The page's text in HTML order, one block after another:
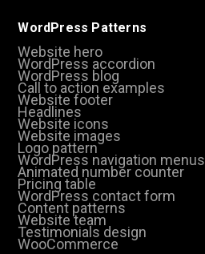
WordPress Patterns
Website hero
WordPress accordion
WordPress blog
Call to action examples
Website footer
Headlines
Website icons
Website images
Logo pattern
WordPress navigation menus
Animated number counter
Pricing table
WordPress contact form
Content patterns
Website team
Testimonials design
WooCommerce